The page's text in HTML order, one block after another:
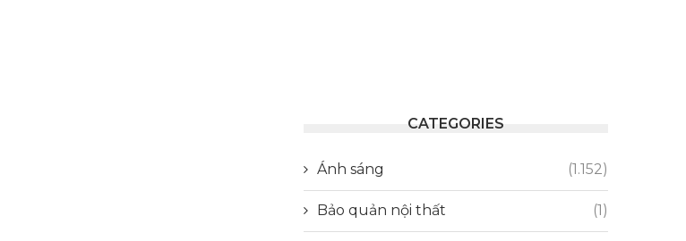
CATEGORIES
Ánh sáng (1.152)
Bảo quản nội thất (1)